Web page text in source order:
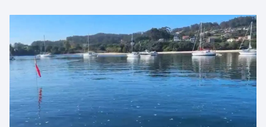
EUROPEO SUB-18
La España de Sandra Martínez arrasa a